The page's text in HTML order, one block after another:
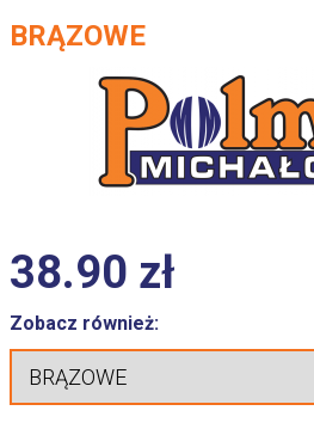
BRĄZOWE
38.90 zł
Zobacz również: